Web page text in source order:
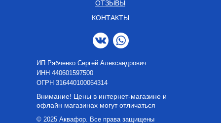
© 2025 Аквафор. Все права защищены
КОНТАКТЫ
Внимание! Цены в интернет-магазине и
офлайн магазинах могут отличаться
ОТЗЫВЫ
ИП Рябченко Сергей Александрович
ИНН 440601597500
OГРН 316440100064314